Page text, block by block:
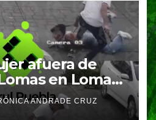
afuera de
en Lomas
delincuentes
ANDRADE CRUZ